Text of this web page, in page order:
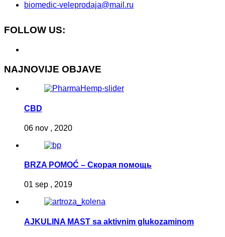
biomedic-veleprodaja@mail.ru
FOLLOW US:
NAJNOVIJE OBJAVE
CBD
06 nov , 2020
BRZA POMOĆ – Скорая помощь
01 sep , 2019
AJKULINA MAST sa aktivnim glukozaminom